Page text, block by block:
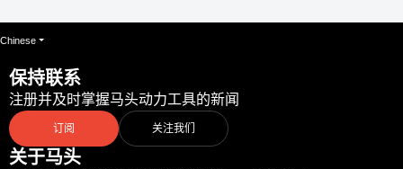
Chinese
保持联系
注册并及时掌握马头动力工具的新闻
订阅 关注我们
关于马头